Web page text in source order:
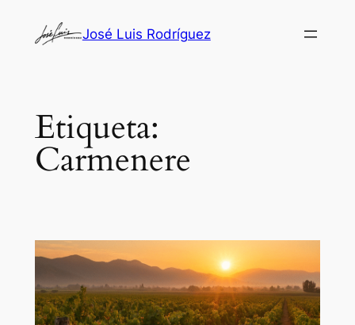
José Luis Rodríguez
Etiqueta:
Carmenere